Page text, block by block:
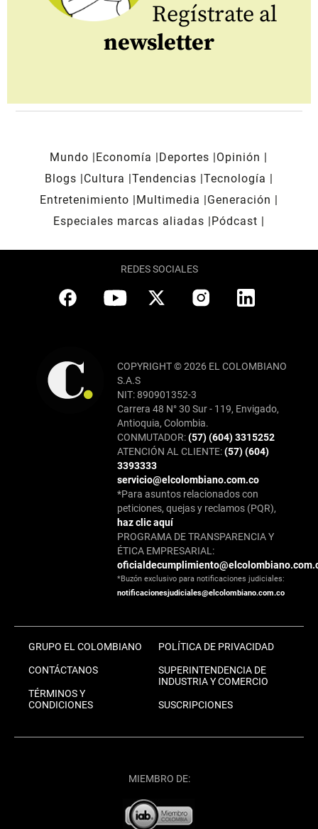
Regístrate al
newsletter
Mundo Economía Deportes
Opinión
Blogs
Cultura Tendencias Tecnología
Entretenimiento
Multimedia
Generación
Especiales marcas aliadas
Pódcast
REDES SOCIALES
COPYRIGHT © 2026 EL COLOMBIANO
S.A.S
NIT: 890901352-3
Carrera 48 N° 30 Sur - 119, Envigado,
Antioquia, Colombia.
CONMUTADOR:(57) (604) 3315252
ATENCIÓN AL CLIENTE:(57) (604)
3393333
servicio@elcolombiano.com.co
*Para asuntos relacionados con
peticiones, quejas y reclamos (PQR),
haz clic aquí
PROGRAMA DE TRANSPARENCIA Y
ÉTICA EMPRESARIAL:
*Buzón exclusivo para notificaciones judiciales:
notificacionesjudiciales@elcolombiano.com.co
GRUPO EL COLOMBIANO
CONTÁCTANOS
TÉRMINOS Y
CONDICIONES
POLÍTICA DE PRIVACIDAD
SUPERINTENDENCIA DE
INDUSTRIA Y COMERCIO
SUSCRIPCIONES
MIEMBRO DE: